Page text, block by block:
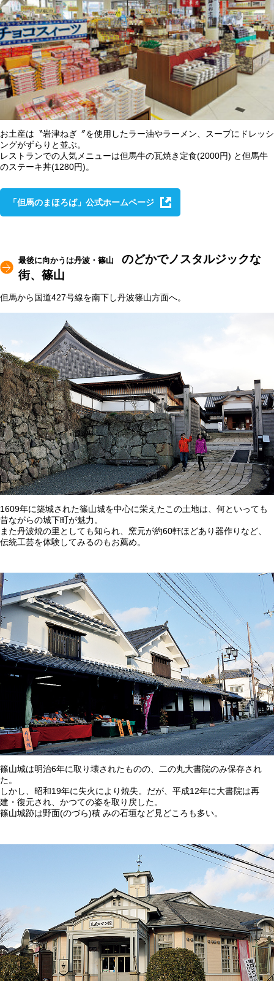
お土産は〝岩津ねぎ〞を使用したラー油やラーメン、スープにドレッシ
ングがずらりと並ぶ。
レストランでの人気メニューは但馬牛の瓦焼き定食(2000円) と但馬牛
のステーキ丼(1280円)。
「但馬のまほろば」公式ホームページ
最後に向かうは丹波・篠山 のどかでノスタルジックな
街、篠山
但馬から国道427号線を南下し丹波篠山方面へ。
1609年に築城された篠山城を中心に栄えたこの土地は、何といっても
昔ながらの城下町が魅力。
また丹波焼の里としても知られ、窯元が約60軒ほどあり器作りなど、
伝統工芸を体験してみるのもお薦め。
篠山城は明治6年に取り壊されたものの、二の丸大書院のみ保存され
た。
しかし、昭和19年に失火により焼失。だが、平成12年に大書院は再
建・復元され、かつての姿を取り戻した。
篠山城跡は野面(のづら)積 みの石垣など見どころも多い。